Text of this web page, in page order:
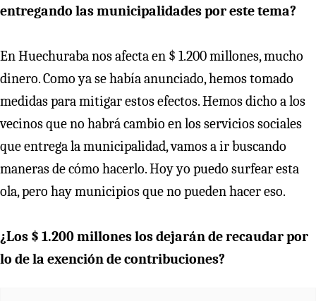
entregando las municipalidades por este tema?
En Huechuraba nos afecta en $ 1.200 millones, mucho
dinero. Como ya se había anunciado, hemos tomado
medidas para mitigar estos efectos. Hemos dicho a los
vecinos que no habrá cambio en los servicios sociales
que entrega la municipalidad, vamos a ir buscando
maneras de cómo hacerlo. Hoy yo puedo surfear esta
ola, pero hay municipios que no pueden hacer eso.
¿Los $ 1.200 millones los dejarán de recaudar por
lo de la exención de contribuciones?